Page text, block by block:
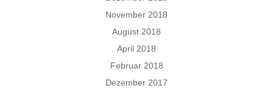
November 2018
August 2018
April 2018
Februar 2018
Dezember 2017